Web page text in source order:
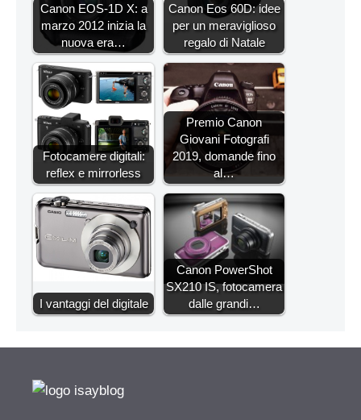
Canon EOS-1D X: a
marzo 2012 inizia la
nuova era…
Canon Eos 60D: idee
per un meraviglioso
regalo di Natale
Fotocamere digitali:
reflex e mirrorless
Premio Canon
Giovani Fotografi
2019, domande fino
al…
I vantaggi del digitale
Canon PowerShot
SX210 IS, fotocamera
dalle grandi…